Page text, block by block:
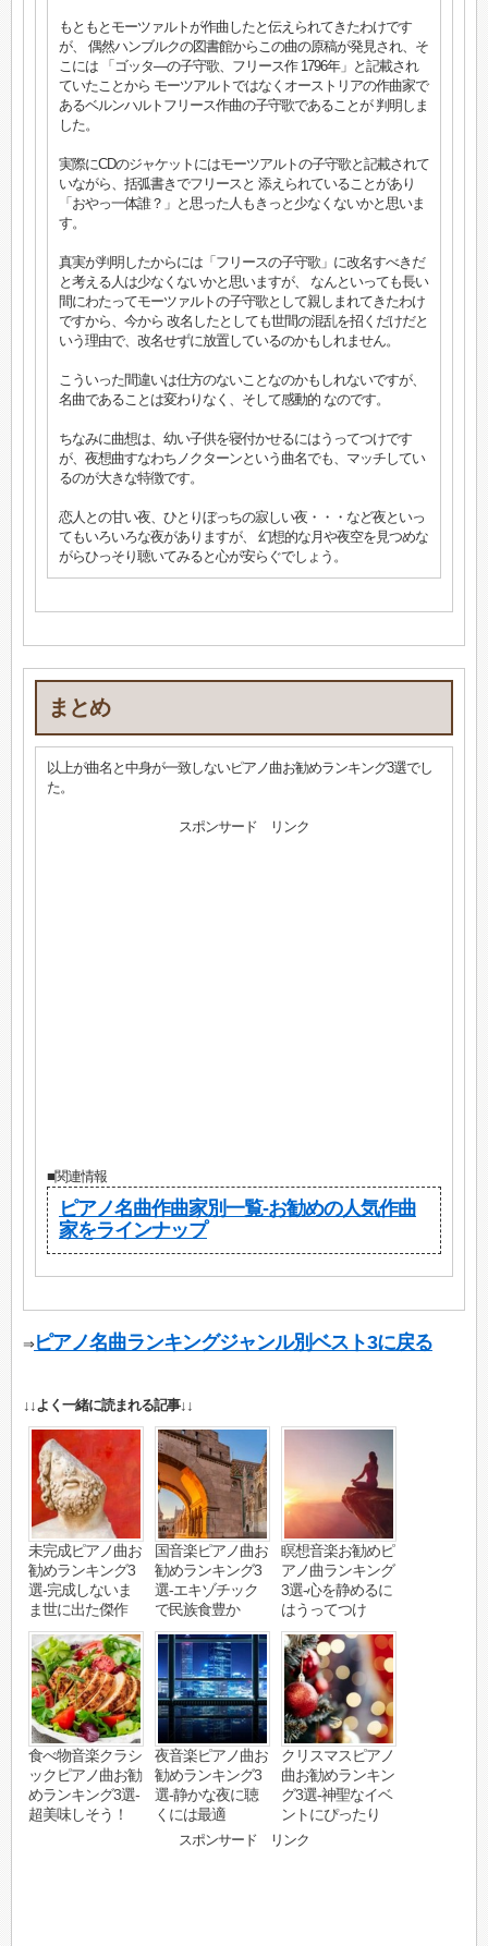
もともとモーツァルトが作曲したと伝えられてきたわけです
が、 偶然ハンブルクの図書館からこの曲の原稿が発見され、そ
こには 「ゴッタ―の子守歌、フリース作 1796年」と記載され
ていたことから モーツアルトではなくオーストリアの作曲家で
あるベルンハルトフリース作曲の子守歌であることが 判明しま
した。
実際にCDのジャケットにはモーツアルトの子守歌と記載されて
いながら、括弧書きでフリースと 添えられていることがあり
「おやっ一体誰？」と思った人もきっと少なくないかと思いま
す。
真実が判明したからには「フリースの子守歌」に改名すべきだ
と考える人は少なくないかと思いますが、 なんといっても長い
間にわたってモーツァルトの子守歌として親しまれてきたわけ
ですから、今から 改名したとしても世間の混乱を招くだけだと
いう理由で、改名せずに放置しているのかもしれません。
こういった間違いは仕方のないことなのかもしれないですが、
名曲であることは変わりなく、そして感動的 なのです。
ちなみに曲想は、幼い子供を寝付かせるにはうってつけです
が、夜想曲すなわちノクターンという曲名でも、マッチしてい
るのが大きな特徴です。
恋人との甘い夜、ひとりぼっちの寂しい夜・・・など夜といっ
てもいろいろな夜がありますが、 幻想的な月や夜空を見つめな
がらひっそり聴いてみると心が安らぐでしょう。
まとめ
以上が曲名と中身が一致しないピアノ曲お勧めランキング3選でし
た。
スポンサード リンク
■関連情報
ピアノ名曲作曲家別一覧-お勧めの人気作曲
家をラインナップ
⇒ピアノ名曲ランキングジャンル別ベスト3に戻る
↓↓よく一緒に読まれる記事↓↓
未完成ピアノ曲お
勧めランキング3
選-完成しないま
ま世に出た傑作
国音楽ピアノ曲お
勧めランキング3
選-エキゾチック
で民族食豊か
瞑想音楽お勧めピ
アノ曲ランキング
3選-心を静めるに
はうってつけ
食べ物音楽クラシ
ックピアノ曲お勧
めランキング3選-
超美味しそう！
夜音楽ピアノ曲お
勧めランキング3
選-静かな夜に聴
くには最適
クリスマスピアノ
曲お勧めランキン
グ3選-神聖なイベ
ントにぴったり
スポンサード リンク